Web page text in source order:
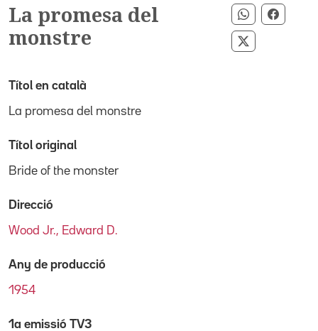
La promesa del
monstre
Compartir
Compartir
Títol en català
La promesa del monstre
Títol original
Bride of the monster
Direcció
Wood Jr., Edward D.
Any de producció
1954
1a emissió TV3